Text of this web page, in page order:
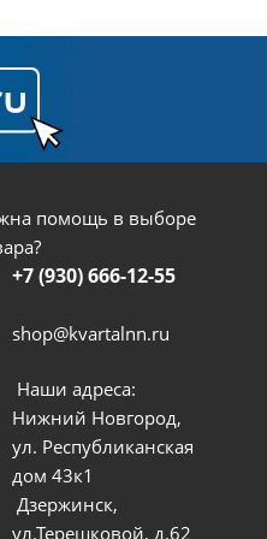
помощь в выборе
+7 (930) 666-12-55
shop@kvartalnn.ru
Наши адреса:
Нижний Новгород,
ул. Республиканская
дом 43к1
Дзержинск,
ул.Терешковой, д.62